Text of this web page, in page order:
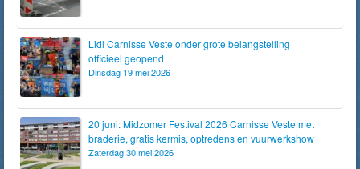
Lidl Carnisse Veste onder grote belangstelling
officieel geopend
Dinsdag 19 mei 2026
20 juni: Midzomer Festival 2026 Carnisse Veste met
braderie, gratis kermis, optredens en vuurwerkshow
Zaterdag 30 mei 2026